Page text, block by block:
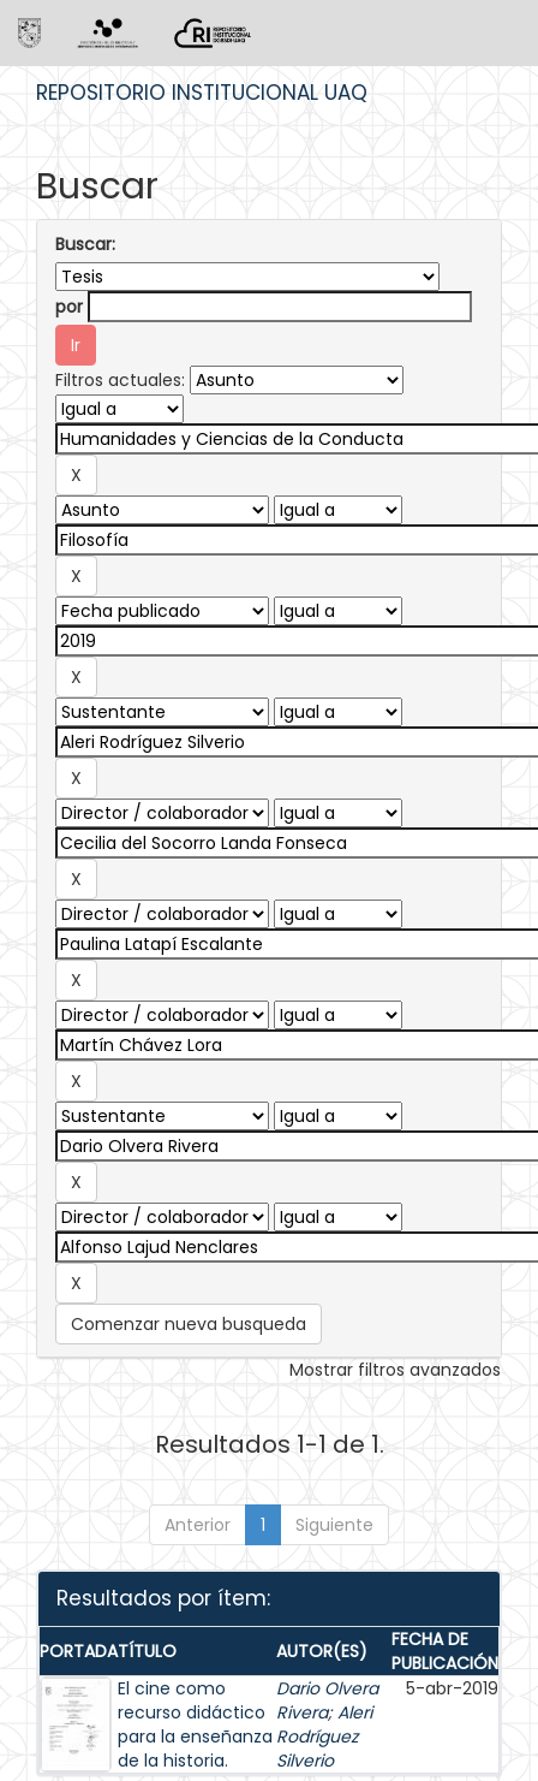
REPOSITORIO INSTITUCIONAL UAQ
Buscar
Buscar:
por
Filtros actuales:
Comenzar nueva busqueda
Mostrar filtros avanzados
Resultados 1-1 de 1.
Anterior 1 Siguiente
Resultados por ítem:
PORTADATÍTULO AUTOR(ES)
FECHA DE
PUBLICACIÓN
El cine como
recurso didáctico
para la enseñanza
de la historia.
Dario Olvera
Rivera;Aleri
Rodríguez
Silverio
5-abr-2019